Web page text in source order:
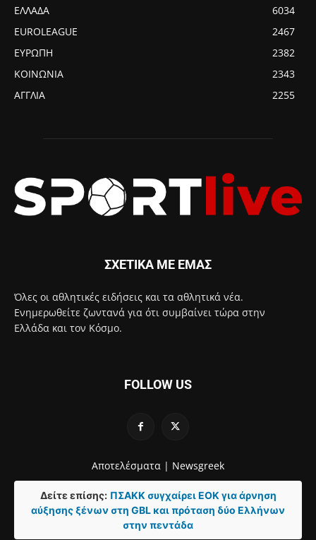
ΕΛΛΑΔΑ
6034
EUROLEAGUE
2467
ΕΥΡΩΠΗ
2382
ΚΟΙΝΩΝΙΑ
2343
ΑΓΓΛΙΑ
2255
ΣΧΕΤΙΚΑ ΜΕ ΕΜΑΣ
Όλες οι αθλητικές ειδήσεις και τα αθλητικά νέα.
Ενημερωθείτε ζωντανά για ότι συμβαίνει τώρα στην
Ελλάδα και τον Κόσμο.
FOLLOW US
Αποτελέσματα | Newsgreek
Δείτε επίσης: ΠΣΑΚΚ συγχαίρει ΕΟΚ για άρνηση
αύξησης ξένων στη GBL και πρόταση δύο Ελλήνων
στην πεντάδα